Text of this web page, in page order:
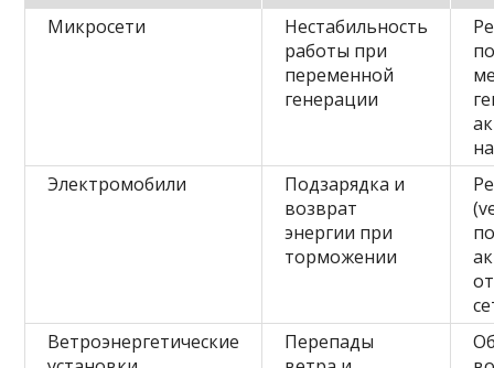
Микросети
Нестабильность
работы при
переменной
генерации
Электромобили
Подзарядка и
возврат
энергии при
торможении
Ветроэнергетические
Перепады